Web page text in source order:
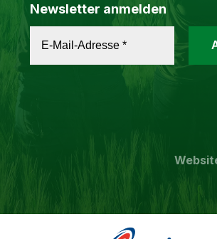
Newsletter anmelden